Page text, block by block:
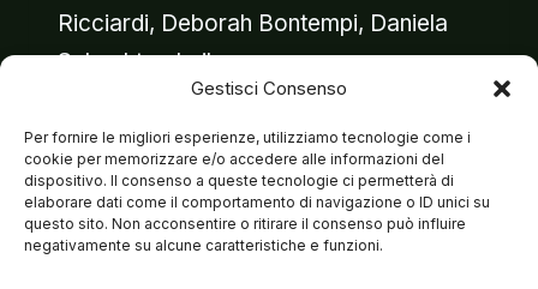
Gestisci Consenso
Per fornire le migliori esperienze, utilizziamo tecnologie come i
cookie per memorizzare e/o accedere alle informazioni del
dispositivo. Il consenso a queste tecnologie ci permetterà di
elaborare dati come il comportamento di navigazione o ID unici su
questo sito. Non acconsentire o ritirare il consenso può influire
negativamente su alcune caratteristiche e funzioni.
Ricciardi, Deborah Bontempi, Daniela
Schachter, Leila…
IN
RADIO
AL
DUBIDUBIDU’